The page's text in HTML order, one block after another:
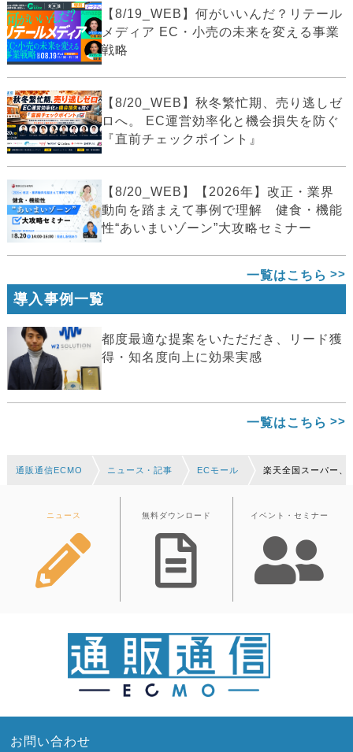
【8/19_WEB】何がいいんだ？リテール
メディア EC・小売の未来を変える事業
戦略
【8/20_WEB】秋冬繁忙期、売り逃しゼ
ロへ。 EC運営効率化と機会損失を防ぐ
『直前チェックポイント』
【8/20_WEB】【2026年】改正・業界
動向を踏まえて事例で理解 健食・機能
性“あいまいゾーン”大攻略セミナー
一覧はこちら
導入事例一覧
都度最適な提案をいただだき、リード獲
得・知名度向上に効果実感
一覧はこちら
通販通信ECMO ニュース・記事 ECモール 楽天全国スーパー、
ニュース 無料ダウンロード イベント・セミナー
お問い合わせ